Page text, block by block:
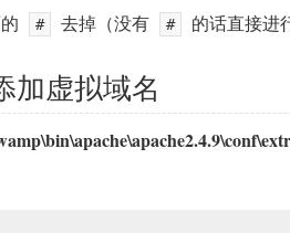
# 去掉（没有 # 的话直接进
加虚拟域名